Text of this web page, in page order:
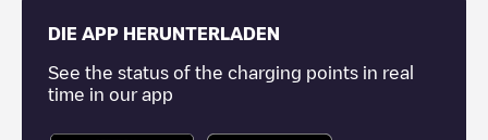
DIE APP HERUNTERLADEN
See the status of the charging points in real
time in our app